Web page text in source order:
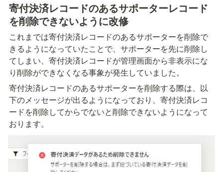
寄付決済レコードのあるサポーターレコード
を削除できないように改修
これまでは寄付決済レコードのあるサポーターを削除で
きるようになっていたことで、サポーターを先に削除し
てしまい、寄付決済レコードが管理画面から非表示にな
り削除ができなくなる事象が発生していました。
寄付決済レコードのあるサポーターを削除する際は、以
下のメッセージが出るようになっており、寄付決済レコ
ードを削除してからでないと削除できないようになって
おります。